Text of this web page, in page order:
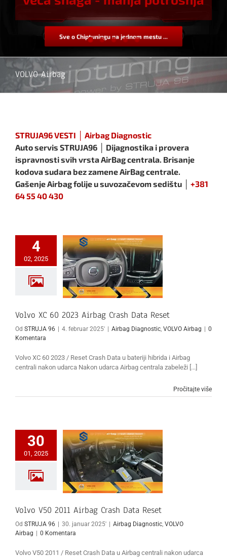
Sve o Chiptuningu na jednom mestu ...
VOLVO Airbag
STRUJA96 VESTI │ Airbag Diagnostic
Auto servis STRUJA96 │ Dijagnostika i provera
ispravnosti svih vrsta AirBag centrala. Brisanje
kodova sudara bez zamene AirBag centrale.
Gašenje Airbag folije u suvozačevom sedištu │
+381
64 55 40 430
4
02, 2025
Volvo XC 60 2023 Airbag
Crash Data Reset
Airbag
Volvo XC 60 2023 Airbag Crash Data Reset
Od STRUJA 96 4. februar 2025' Airbag Diagnostic, VOLVO Airbag
0
Komentara
Volvo XC 60 2023 / Reset Crash Data u bateriji hibrida i Airbag
centrali nakon udarca Nakon udarca Airbag centrala zabeleži [...]
Pročitajte više
30
01, 2025
Volvo V50 2011 Airbag
Airbag
Volvo V50 2011 Airbag Crash Data Reset
Od STRUJA 96 | 30. januar 2025' | Airbag Diagnostic VOLVO
Airbag | 0 Komentara
Volvo V50 2011 / Reset Crash Data u Airbag centrali nakon udarca